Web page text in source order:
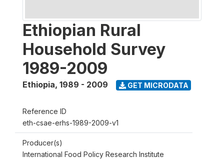
Ethiopian Rural
Household Survey
1989-2009
Ethiopia, 1989 - 2009 GET MICRODATA
Reference ID
eth-csae-erhs-1989-2009-v1
Producer(s)
International Food Policy Research Institute